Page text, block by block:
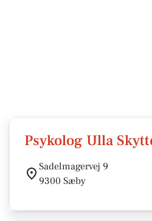
Psykolog Ulla
Sadelmagervej 9
9300 Sæby